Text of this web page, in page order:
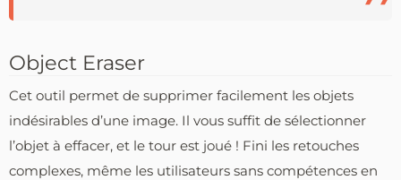
Object Eraser
Cet outil permet de supprimer facilement les objets
indésirables d’une image. Il vous suffit de sélectionner
l’objet à effacer, et le tour est joué ! Fini les retouches
complexes, même les utilisateurs sans compétences en